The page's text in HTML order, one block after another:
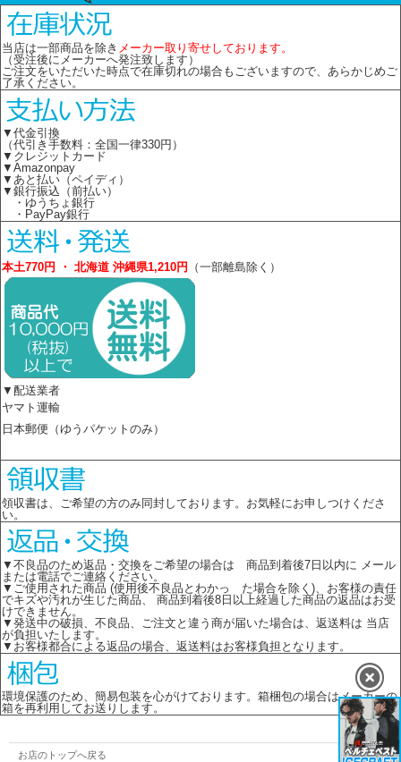
当店は一部商品を除き メーカー取り寄せしております。
（受注後にメーカーへ発注致します）
ご注文をいただいた時点で在庫切れの場合もございますので、あらかじめご
了承ください。
▼代金引換
（代引き手数料：全国一律330円）
▼クレジットカード
▼Amazonpay
▼あと払い（ペイディ）
▼銀行振込（前払い）
・ゆうちょ銀行
・PayPay銀行
本土770円 ・ 北海道 沖縄県1,210円 （一部離島除く）
▼配送業者
ヤマト運輸
日本郵便（ゆうパケットのみ）
領収書は、ご希望の方のみ同封しております。お気軽にお申しつけくださ
い。
▼不良品のため返品・交換をご希望の場合は 商品到着後7日以内に メール
または電話でご連絡ください。
▼ご使用された商品 (使用後不良品とわかっ た場合を除く)、お客様の責任
でキズや汚れが生じた商品、 商品到着後8日以上経過した商品の返品はお受
けできません。
▼発送中の破損、不良品、ご注文と違う商が届いた場合は、返送料は 当店
が負担いたします。
▼お客様都合による返品の場合、返送料はお客様負担となります。
環境保護のため、簡易包装を心がけております。箱梱包の場合はメーカーの
箱を再利用してお送りします。
お店のトップへ戻る